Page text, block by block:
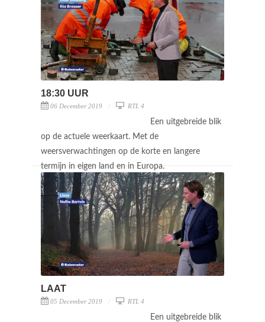
18:30 UUR
06 December 2019 RTL 4
Een uitgebreide blik
op de actuele weerkaart. Met de
weersverwachtingen op de korte en langere
termijn in eigen land en in Europa.
LAAT
05 December 2019 RTL 4
Een uitgebreide blik